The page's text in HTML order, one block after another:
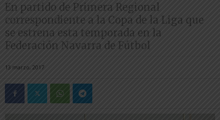
En partido de Primera Regional
correspondiente a la Copa de la Liga que
se estrena esta temporada en la
Federación Navarra de Fútbol
13 marzo, 2017